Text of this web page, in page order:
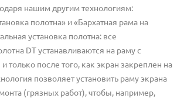
нашим другим технологиям:
полотна» и «Бархатная рама на
установка полотна: все
DT устанавливаются на раму с
только после того, как экран закреплен на
позволяет установить раму экрана
(грязных работ), чтобы, например,